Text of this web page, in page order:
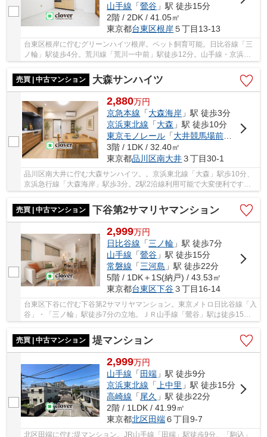
山手線 「鶯谷 」駅 徒歩15分
2階 / 2DK / 41.05㎡
東京都台東区根岸５丁目13-13
台東区根岸に佇むグリーンハイツ根岸。ペット飼育可能。日比谷線「三
ノ輪」駅徒歩4分。荒川線「荒川一中前」駅徒歩12分。山手線・京浜東
北線「鶯谷」駅徒歩15分と利便性に富んだ立地。...
売買 | 中古マンション
大森サンハイツ
2,880万円
京急本線 「大森海岸 」駅 徒歩3分
京浜東北線 「大森 」駅 徒歩10分
東京モノレール 「大井競馬場前」駅 徒歩
3階 / 1DK / 32.40㎡
東京都品川区南大井３丁目30-1
品川区南大井に佇む大森サンハイツ。。京浜東北線「大森」駅歩10分、
京浜急行線「大森海岸」駅歩3分。2駅2沿線利用可能で大変便利です。
売買 | 中古マンション
下谷第2サマリヤマンション
2,999万円
日比谷線 「三ノ輪 」駅 徒歩7分
山手線 「鶯谷 」駅 徒歩15分
常磐線 「三河島 」駅 徒歩22分
5階 / 1DK＋1S(納戸) / 43.53㎡
東京都台東区下谷３丁目16-14
台東区下谷に佇む下谷第2サマリヤマンション。東京メトロ日比谷線「入
谷」・「三ノ輪」駅徒歩7分の立地。ＪＲ山手線「鶯谷」駅は徒歩15分
売買 | 中古マンション
堤マンション
2,999万円
山手線 「 田端 」駅 徒歩9分
京浜東北線 「 上中里 」駅 徒歩15分
高崎線 「尾久 」駅 徒歩22分
2階 / 1LDK / 41.99㎡
東京都北区田端６丁目9-7
北区田端に佇む堤マンション。JR山手線「田端」駅徒歩9分、「駒込」